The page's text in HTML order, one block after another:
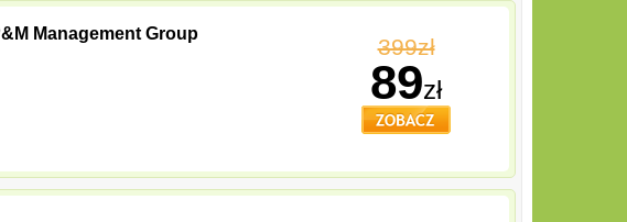
Management Group
399zł
89zł